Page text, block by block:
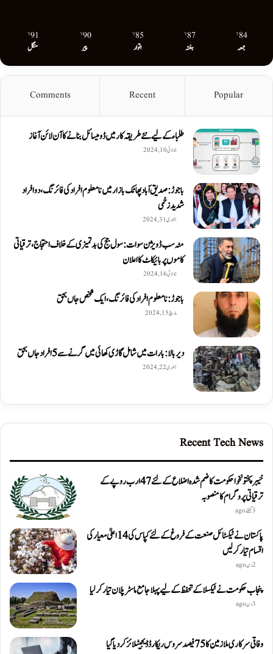
84
℉
جمعہ
87
℉
ہفتہ
85
℉
اتوار
90
℉
پیر
91
℉
منگل
Popular
Recent
Comments
طلباء کے لیے نئے طریقہ کار میں ڈومیسائل بنانے کا آن لائن آغاز
جولائی 10, 2024
باجوڑ: صدیق اۤباد پھاٹک بازار میں نامعلوم افراد کی فائرنگ، دو افراد
شدید زخمی
جنوری 31, 2024
مٹہ سب ڈویژن سوات: سول جج کی بدتمیزی کے خلاف احتجاج، ترقیاتی
کاموں پر بائیکاٹ کا اعلان
جولائی 16, 2024
باجوڑ: نامعلوم افراد کی فائرنگ، ایک شخص جاں بحق
مارچ 15, 2024
دیربالا: بارات میں شامل گاڑی کھائی میں گرنے سے 5 افراد جاں بحق
جنوری 22, 2024
Recent Tech News
خیبرپختونخوا حکومت کا ضم شدہ اضلاع کے لئے 47 ارب روپے کے
ترقیاتی پروگرام کا منصوبہ
3 گھنٹے ago
پاکستان نے ٹیکسٹائل صنعت کے فروغ کے لئے کپاس کی 14 اعلیٰ معیار کی
اقسام تیار کر لیں
2 دن ago
پنجاب حکومت نے ٹیکسلا کے تحفظ کے لیے پہلا جامع ماسٹر پلان تیار کر لیا
3 دن ago
وفاقی سرکاری ملازمین کا 75 فیصد سروس ریکارڈ ڈیجیٹلائز کر دیا گیا